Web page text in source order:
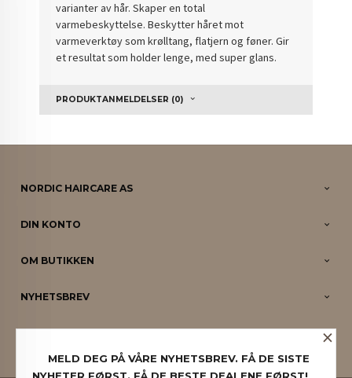
varianter av hår. Skaper en total
varmebeskyttelse. Beskytter håret mot
varmeverktøy som krølltang, flatjern og føner. Gir
et resultat som holder lenge, med super glans.
PRODUKTANMELDELSER (0)
NORDIC HAIRCARE AS
DIN KONTO
OM BUTIKKEN
NYHETSBREV
PARTNERE ×
MELD DEG PÅ VÅRE NYHETSBREV. FÅ DE SISTE